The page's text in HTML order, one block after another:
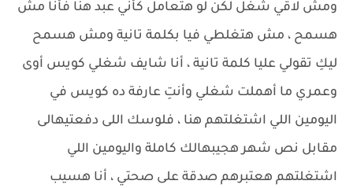
ومش لاقي شغل لكن لو هتعامل كأني عبد هنا فأنا مش
هسمح ، مش هتغلطي فيا بكلمة تانية ومش هسمح
ليكِ تقولي عليا كلمة تانية ، أنا شايف شغلي كويس أوى
وعمري ما أهملت شغلي وأنتِ عارفة ده كويس في
اليومين اللي اشتغلتهم هنا ، فلوسك اللى دفعتيهالى
مقابل نص شهر هجيبهالك كاملة واليومين اللي
اشتغلتهم هعتبرهم صدقة على صحتي ، أنا هسيب